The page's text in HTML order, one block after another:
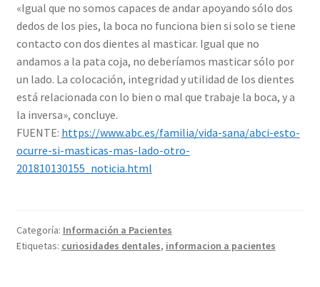
«Igual que no somos capaces de andar apoyando sólo dos
dedos de los pies, la boca no funciona bien si solo se tiene
contacto con dos dientes al masticar. Igual que no
andamos a la pata coja, no deberíamos masticar sólo por
un lado. La colocación, integridad y utilidad de los dientes
está relacionada con lo bien o mal que trabaje la boca, y a
la inversa», concluye.
FUENTE: https://www.abc.es/familia/vida-sana/abci-esto-
ocurre-si-masticas-mas-lado-otro-
201810130155_noticia.html
Categoría: Información a Pacientes
Etiquetas: curiosidades dentales, informacion a pacientes